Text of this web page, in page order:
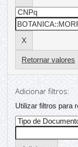
Retornar valores
Adicionar filtros:
Utilizar filtros para